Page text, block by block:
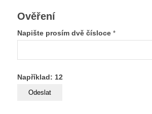
Ověření
Napište prosím dvě čísloce *
Například: 12